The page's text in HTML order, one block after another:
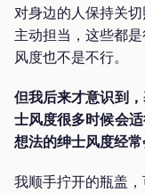
对身边的人保持关
主动担当，这些都
风度也不是不行。
但我后来才意识到
士风度很多时候会
想法的绅士风度经常
我顺手拧开的瓶盖